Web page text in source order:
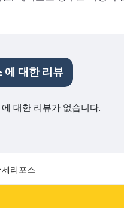
대한 리뷰
대한 리뷰가 없습니다.
리포스